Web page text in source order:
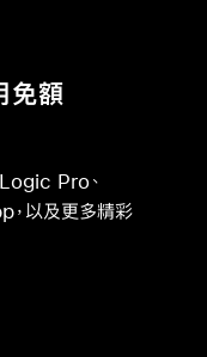
免額
Pro、
以及更多精彩